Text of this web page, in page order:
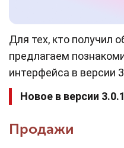
Для тех, кто получил
предлагаем
интерфейса в версии
Новое в версии
Продажи